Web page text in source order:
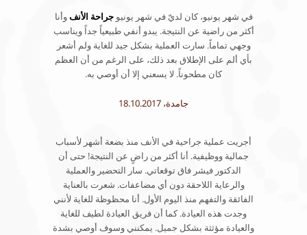
في شهر يونيو، كان لديّ في شهر يونيوجراحة الأنفوأنا
أكثر من راضية عن النتيجة. يبدو أنفي طبيعياً جداً ويناسب
وجهي تماماً. سارت العملية بشكل جيد للغاية ولم أشعر
بأي ألم على الإطلاق بعد ذلك، على الرغم من أن العظم
كان مطحوناً. لا يسعني إلا أن أوصي به.
جامدة، 18.10.2017
أجريت عملية جراحية في الأنف منذ بضعة أشهر لأسباب
جمالية ووظيفية. أنا أكثر من راضٍ عن النتيجة! حتى أن
الدكتور فيشر فاق توقعاتي. سار التحضير والعملية
والرعاية اللاحقة دون أي مضاعفات. شعرت بالعناية
الفائقة والتفهم منذ اليوم الأول. أنا محظوظة للغاية لأنني
وجدت هذه العيادة. كما أن فريق العيادة لطيف للغاية
والعيادة مؤثثة بشكل جميل. يمكنني وسوف أوصي بشدة